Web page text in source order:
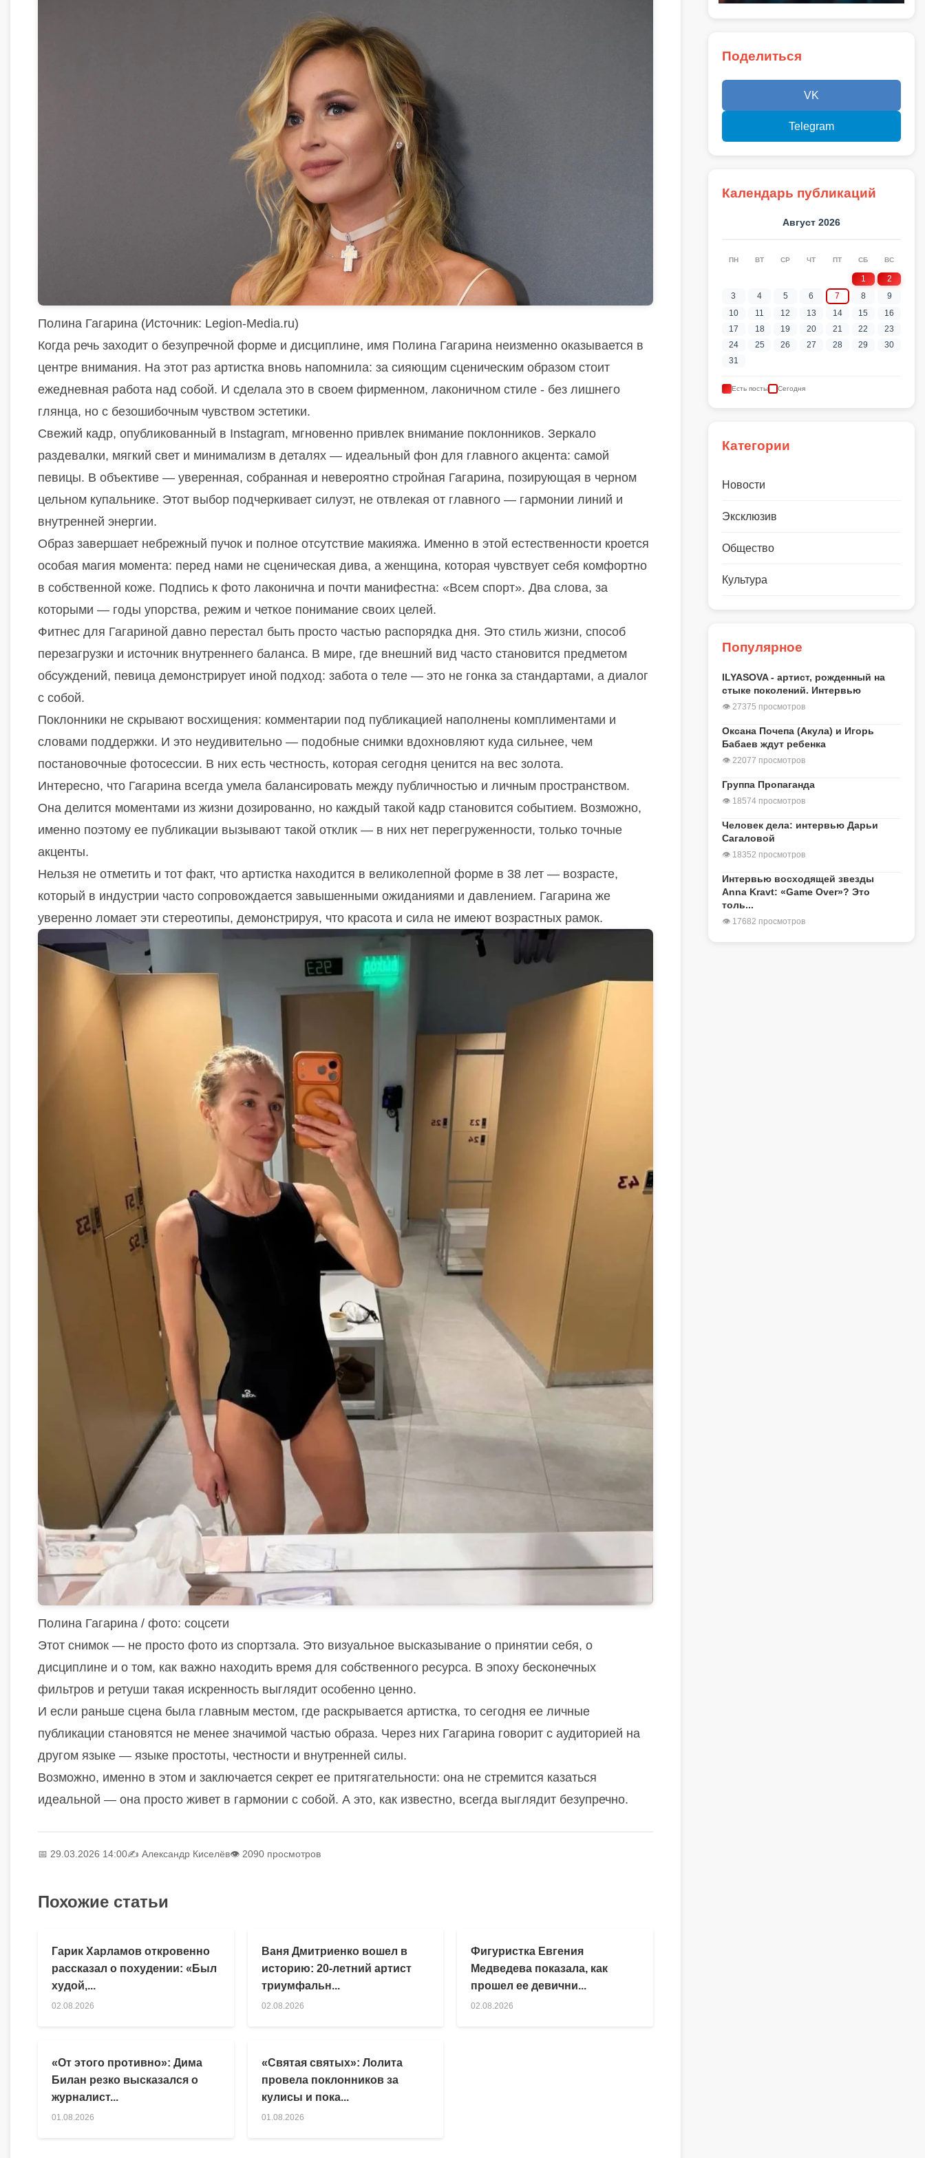
Полина Гагарина (Источник: Legion-Media.ru)
Когда речь заходит о безупречной форме и дисциплине, имя Полина Гагарина неизменно оказывается в
центре внимания. На этот раз артистка вновь напомнила: за сияющим сценическим образом стоит
ежедневная работа над собой. И сделала это в своем фирменном, лаконичном стиле - без лишнего
глянца, но с безошибочным чувством эстетики.
Свежий кадр, опубликованный в Instagram, мгновенно привлек внимание поклонников. Зеркало
раздевалки, мягкий свет и минимализм в деталях — идеальный фон для главного акцента: самой
певицы. В объективе — уверенная, собранная и невероятно стройная Гагарина, позирующая в черном
цельном купальнике. Этот выбор подчеркивает силуэт, не отвлекая от главного — гармонии линий и
внутренней энергии.
Образ завершает небрежный пучок и полное отсутствие макияжа. Именно в этой естественности кроется
особая магия момента: перед нами не сценическая дива, а женщина, которая чувствует себя комфортно
в собственной коже. Подпись к фото лаконична и почти манифестна: «Всем спорт». Два слова, за
которыми — годы упорства, режим и четкое понимание своих целей.
Фитнес для Гагариной давно перестал быть просто частью распорядка дня. Это стиль жизни, способ
перезагрузки и источник внутреннего баланса. В мире, где внешний вид часто становится предметом
обсуждений, певица демонстрирует иной подход: забота о теле — это не гонка за стандартами, а диалог
с собой.
Поклонники не скрывают восхищения: комментарии под публикацией наполнены комплиментами и
словами поддержки. И это неудивительно — подобные снимки вдохновляют куда сильнее, чем
постановочные фотосессии. В них есть честность, которая сегодня ценится на вес золота.
Интересно, что Гагарина всегда умела балансировать между публичностью и личным пространством.
Она делится моментами из жизни дозированно, но каждый такой кадр становится событием. Возможно,
именно поэтому ее публикации вызывают такой отклик — в них нет перегруженности, только точные
акценты.
Нельзя не отметить и тот факт, что артистка находится в великолепной форме в 38 лет — возрасте,
который в индустрии часто сопровождается завышенными ожиданиями и давлением. Гагарина же
уверенно ломает эти стереотипы, демонстрируя, что красота и сила не имеют возрастных рамок.
Полина Гагарина / фото: соцсети
Этот снимок — не просто фото из спортзала. Это визуальное высказывание о принятии себя, о
дисциплине и о том, как важно находить время для собственного ресурса. В эпоху бесконечных
фильтров и ретуши такая искренность выглядит особенно ценно.
И если раньше сцена была главным местом, где раскрывается артистка, то сегодня ее личные
публикации становятся не менее значимой частью образа. Через них Гагарина говорит с аудиторией на
другом языке — языке простоты, честности и внутренней силы.
Возможно, именно в этом и заключается секрет ее притягательности: она не стремится казаться
идеальной — она просто живет в гармонии с собой. А это, как известно, всегда выглядит безупречно.
📅 29.03.2026 14:00✍️ Александр Киселёв👁 2090 просмотров
Похожие статьи
Гарик Харламов откровенно
рассказал о похудении: «Был
худой,...
02.08.2026
Ваня Дмитриенко вошел в
историю: 20-летний артист
триумфальн...
02.08.2026
Фигуристка Евгения
Медведева показала, как
прошел ее девични...
02.08.2026
«От этого противно»: Дима
Билан резко высказался о
журналист...
01.08.2026
«Святая святых»: Лолита
провела поклонников за
кулисы и пока...
01.08.2026
Поделиться
VK
Telegram
Календарь публикаций
Август 2026
ПН ВТ СР ЧТ ПТ СБ ВС
1
2
3
4 5 6 7 8
9
10
11 12 13 14 15
16
17
18 19 20 21 22
23
24
25 26 27 28 29
30
31
Есть посты Сегодня
Категории
Новости
Эксклюзив
Общество
Культура
Популярное
ILYASOVA - артист, рожденный на
стыке поколений. Интервью
👁 27375 просмотров
Оксана Почепа (Акула) и Игорь
Бабаев ждут ребенка
👁 22077 просмотров
Группа Пропаганда
👁 18574 просмотров
Человек дела: интервью Дарьи
Сагаловой
👁 18352 просмотров
Интервью восходящей звезды
Anna Kravt: «Game Over»? Это
толь...
👁 17682 просмотров